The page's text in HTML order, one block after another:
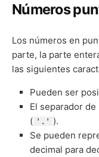
Números
Los números en
parte, la parte
las siguientes
Pueden ser
El separador
( '.' ).
Se pueden
decimal para